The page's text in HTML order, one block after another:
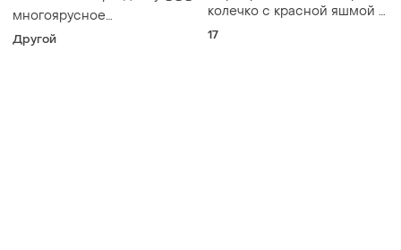
многоярусное
стилизованное этно-бусто
Другой
колечко с красной яшмой и
двумя бриллиантиками.
17